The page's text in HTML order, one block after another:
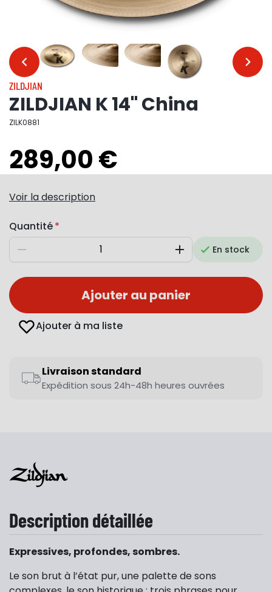
… …
ZILDJIAN
ZILDJIAN K 14" China
ZILK0881
289,00 €
Voir la description
Quantité
Diminuer AugmenterEn stock
Ajouter au panier
Ajouter à ma liste
Livraison standard
Expédition sous 24h-48h heures ouvrées
Description détaillée
Expressives, profondes, sombres.
Le son brut à l’état pur, une palette de sons